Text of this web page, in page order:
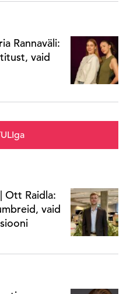
Rannaväli:
vaid
Ott Raidla:
vaid